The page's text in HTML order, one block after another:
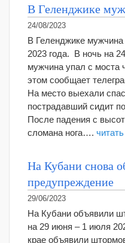
В Геленджике
24/08/2023
В Геленджике мужчина
2023 года. В ночь на
мужчина упал с моста
этом сообщает
На место выехали
пострадавший сидит
После падения с
сломана нога….
На Кубани снова
предупреждение
29/06/2023
На Кубани объявили
на 29 июня – 1 июля
крае объявили